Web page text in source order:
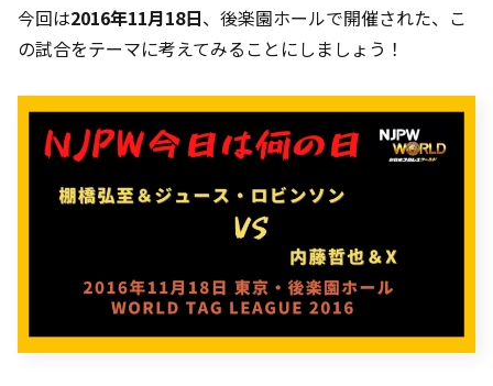
今回は2016年11月18日、後楽園ホールで開催された、こ
の試合をテーマに考えてみることにしましょう！